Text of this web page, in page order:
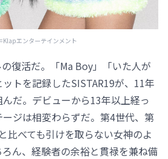
エンターテインメント
復活だ。「Ma Boy」「いた人が
トを記録したSISTAR19が、11年
だ。デビューから13年以上経っ
ジは相変わらずだ。第4世代、第
比べても引けを取らない女神のよ
ん、経験者の余裕と貫禄を兼ね備